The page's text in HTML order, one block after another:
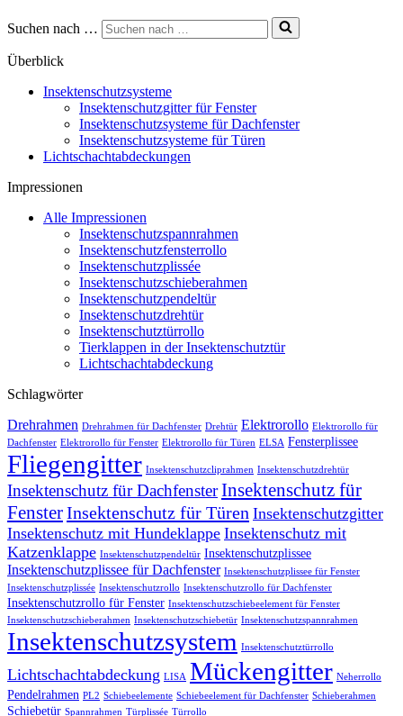
Suchen nach …
Überblick
Insektenschutzsysteme
Insektenschutzgitter für Fenster
Insektenschutzsysteme für Dachfenster
Insektenschutzsysteme für Türen
Lichtschachtabdeckungen
Impressionen
Alle Impressionen
Insektenschutzspannrahmen
Insektenschutzfensterrollo
Insektenschutzplissée
Insektenschutzschieberahmen
Insektenschutzpendeltür
Insektenschutzdrehtür
Insektenschutztürrollo
Tierklappen in der Insektenschutztür
Lichtschachtabdeckung
Schlagwörter
Drehrahmen Drehrahmen für Dachfenster Drehtür Elektrorollo Elektrorollo für
Dachfenster Elektrorollo für Fenster Elektrorollo für Türen ELSA Fensterplissee
Fliegengitter Insektenschutzcliprahmen Insektenschutzdrehtür
Insektenschutz für DachfensterInsektenschutz für
FensterInsektenschutz für Türen Insektenschutzgitter
Insektenschutz mit Hundeklappe Insektenschutz mit
Katzenklappe Insektenschutzpendeltür Insektenschutzplissee
Insektenschutzplissee für Dachfenster Insektenschutzplissee für Fenster
Insektenschutzplissée Insektenschutzrollo Insektenschutzrollo für Dachfenster
Insektenschutzrollo für Fenster Insektenschutzschiebeelement für Fenster
Insektenschutzschieberahmen Insektenschutzschiebetür Insektenschutzspannrahmen
Insektenschutzsystem Insektenschutztürrollo
Lichtschachtabdeckung LISA Mückengitter Neherrollo
Pendelrahmen PL2 Schiebeelemente Schiebeelement für Dachfenster Schieberahmen
Schiebetür Spannrahmen Türplissée Türrollo